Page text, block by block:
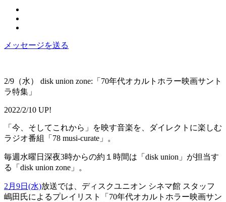
メッセージを送る
2/9（水） disk union zone:「70年代オカルトホラー映画サント
ラ特集」
2022/2/10 UP!
「今、そしてこれから」を映す音楽を、ダイレクトに楽しむ
ラジオ番組「78 musi-curate」。
毎週水曜日深夜3時からの約１時間は「disk union」が担当す
る「disk union zone」。
2月9日(水)放送では、ディスクユニオン シネマ館 スタッフ
嶋田氏によるプレイリスト「70年代オカルトホラー映画サン